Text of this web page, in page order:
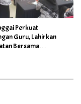
Perkuat
Guru, Lahirkan
Bersama